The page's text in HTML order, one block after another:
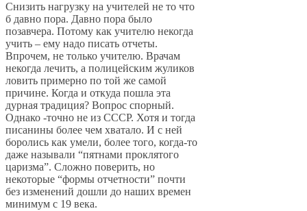
Снизить нагрузку на учителей не то что
б давно пора. Давно пора было
позавчера. Потому как учителю некогда
учить – ему надо писать отчеты.
Впрочем, не только учителю. Врачам
некогда лечить, а полицейским жуликов
ловить примерно по той же самой
причине. Когда и откуда пошла эта
дурная традиция? Вопрос спорный.
Однако -точно не из СССР. Хотя и тогда
писанины более чем хватало. И с ней
боролись как умели, более того, когда-то
даже называли “пятнами проклятого
царизма”. Сложно поверить, но
некоторые “формы отчетности” почти
без изменений дошли до наших времен
минимум с 19 века.